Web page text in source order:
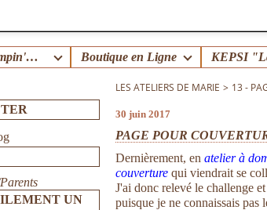
Démonstratrice Stampin'Up ! Boutique en Ligne
UN
LES ATELIERS DE MARIE > 13 -
30 juin 2017
PAGE POUR
Dernièrement, en atelier à
couverture qui viendrait se
J'ai donc relevé le challenge
puisque je ne connaissais pas